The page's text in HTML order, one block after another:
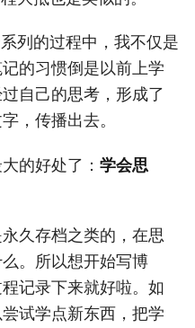
列的过程中，我不仅是
的习惯倒是以前上学
自己的思考，形成了
，传播出去。
的好处了： 学会思
久存档之类的，在思
。所以想开始写博
记录下来就好啦。如
试学点新东西，把学